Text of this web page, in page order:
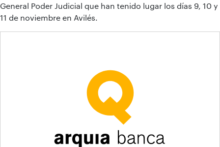
General Poder Judicial que han tenido lugar los días 9, 10 y
11 de noviembre en Avilés.